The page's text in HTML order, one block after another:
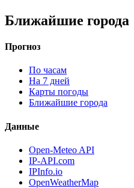
Ближайшие города
Прогноз
По часам
На 7 дней
Карты погоды
Ближайшие города
Данные
Open-Meteo API
IP-API.com
IPInfo.io
OpenWeatherMap